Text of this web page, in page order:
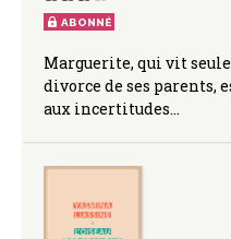
ABONNÉ
Marguerite, qui vit
divorce de ses parents,
aux incertitudes…